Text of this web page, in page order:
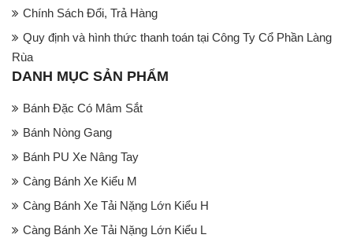
Chính Sách Đổi, Trả Hàng
Quy định và hình thức thanh toán tại Công Ty Cổ Phần Làng
Rùa
DANH MỤC SẢN PHẨM
Bánh Đặc Có Mâm Sắt
Bánh Nòng Gang
Bánh PU Xe Nâng Tay
Càng Bánh Xe Kiểu M
Càng Bánh Xe Tải Nặng Lớn Kiểu H
Càng Bánh Xe Tải Nặng Lớn Kiểu L